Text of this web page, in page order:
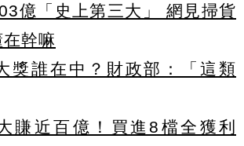
億「史上第三大」 網見掃貨
幹嘛
獎誰在中？財政部：「這類
賺近百億！買進8檔全獲利